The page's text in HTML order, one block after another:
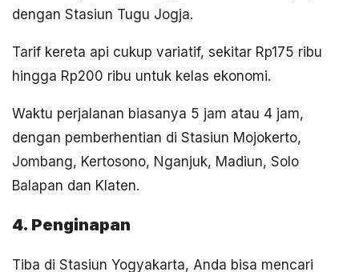
dengan Stasiun Tugu Jogja.
Tarif kereta api cukup variatif, sekitar Rp175 ribu
hingga Rp200 ribu untuk kelas ekonomi.
Waktu perjalanan biasanya 5 jam atau 4 jam,
dengan pemberhentian di Stasiun Mojokerto,
Jombang, Kertosono, Nganjuk, Madiun, Solo
Balapan dan Klaten.
4. Penginapan
Tiba di Stasiun Yogyakarta, Anda bisa mencari